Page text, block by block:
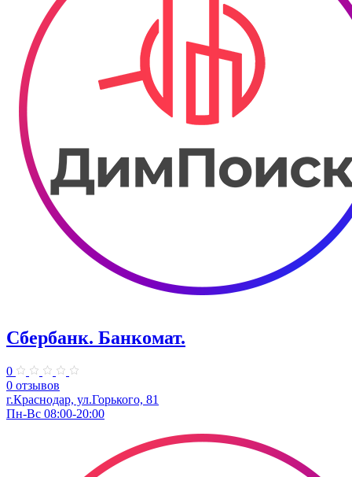
Сбербанк. Банкомат.
0
0 отзывов
​г.Краснодар, ул.​Горького, 81
Пн-Вс 08:00-20:00